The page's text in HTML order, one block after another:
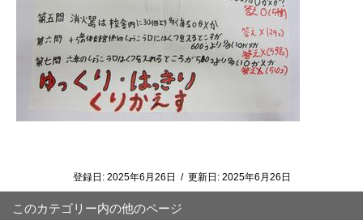
登録日: 2025年6月26日 / 更新日: 2025年6月26日
このカテゴリー内の他のページ